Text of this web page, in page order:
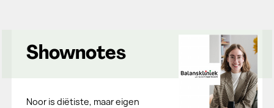
Shownotes
Noor is diëtiste, maar eigen